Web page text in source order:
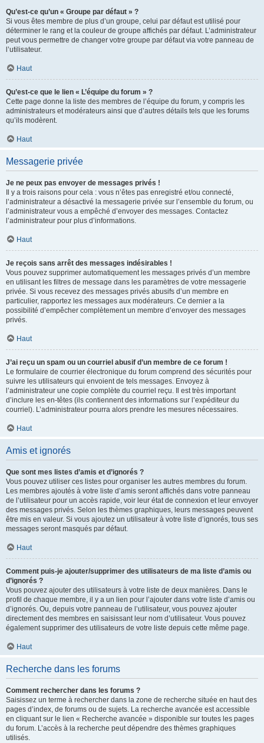
Qu’est-ce qu’un « Groupe par défaut » ?
Si vous êtes membre de plus d’un groupe, celui par défaut est utilisé pour
déterminer le rang et la couleur de groupe affichés par défaut. L’administrateur
peut vous permettre de changer votre groupe par défaut via votre panneau de
l’utilisateur.
Haut
Qu’est-ce que le lien « L’équipe du forum » ?
Cette page donne la liste des membres de l’équipe du forum, y compris les
administrateurs et modérateurs ainsi que d’autres détails tels que les forums
qu’ils modèrent.
Haut
Messagerie privée
Je ne peux pas envoyer de messages privés !
Il y a trois raisons pour cela : vous n’êtes pas enregistré et/ou connecté,
l’administrateur a désactivé la messagerie privée sur l’ensemble du forum, ou
l’administrateur vous a empêché d’envoyer des messages. Contactez
l’administrateur pour plus d’informations.
Haut
Je reçois sans arrêt des messages indésirables !
Vous pouvez supprimer automatiquement les messages privés d’un membre
en utilisant les filtres de message dans les paramètres de votre messagerie
privée. Si vous recevez des messages privés abusifs d’un membre en
particulier, rapportez les messages aux modérateurs. Ce dernier a la
possibilité d’empêcher complètement un membre d’envoyer des messages
privés.
Haut
J’ai reçu un spam ou un courriel abusif d’un membre de ce forum !
Le formulaire de courrier électronique du forum comprend des sécurités pour
suivre les utilisateurs qui envoient de tels messages. Envoyez à
l’administrateur une copie complète du courriel reçu. Il est très important
d’inclure les en-têtes (ils contiennent des informations sur l’expéditeur du
courriel). L’administrateur pourra alors prendre les mesures nécessaires.
Haut
Amis et ignorés
Que sont mes listes d’amis et d’ignorés ?
Vous pouvez utiliser ces listes pour organiser les autres membres du forum.
Les membres ajoutés à votre liste d’amis seront affichés dans votre panneau
de l’utilisateur pour un accès rapide, voir leur état de connexion et leur envoyer
des messages privés. Selon les thèmes graphiques, leurs messages peuvent
être mis en valeur. Si vous ajoutez un utilisateur à votre liste d’ignorés, tous ses
messages seront masqués par défaut.
Haut
Comment puis-je ajouter/supprimer des utilisateurs de ma liste d’amis ou
d’ignorés ?
Vous pouvez ajouter des utilisateurs à votre liste de deux manières. Dans le
profil de chaque membre, il y a un lien pour l’ajouter dans votre liste d’amis ou
d’ignorés. Ou, depuis votre panneau de l’utilisateur, vous pouvez ajouter
directement des membres en saisissant leur nom d’utilisateur. Vous pouvez
également supprimer des utilisateurs de votre liste depuis cette même page.
Haut
Recherche dans les forums
Comment rechercher dans les forums ?
Saisissez un terme à rechercher dans la zone de recherche située en haut des
pages d’index, de forums ou de sujets. La recherche avancée est accessible
en cliquant sur le lien « Recherche avancée » disponible sur toutes les pages
du forum. L’accès à la recherche peut dépendre des thèmes graphiques
utilisés.